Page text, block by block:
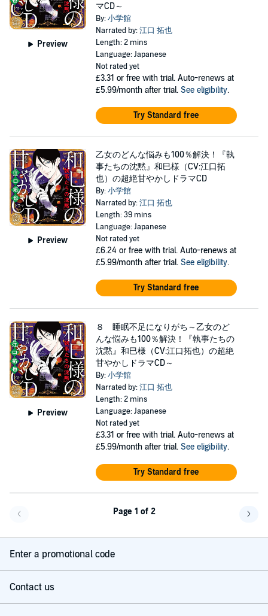
Preview
マCD～
By:小学館
Narrated by:江口 拓也
Length: 2 mins
Language: Japanese
Not rated yet
£3.31 or free with trial. Auto-renews at
£5.99/month after trial. See eligibility.
Try Standard free
Preview
乙女のどんな悩みも100％解決！『執
事たちの沈黙』和巳様（CV:江口拓
也）の超絶甘やかしドラマCD
By:小学館
Narrated by:江口 拓也
Length: 39 mins
Language: Japanese
Not rated yet
£6.24 or free with trial. Auto-renews at
£5.99/month after trial. See eligibility.
Try Standard free
Preview
８ 睡眠不足になりがち～乙女のど
んな悩みも100％解決！『執事たちの
沈黙』和巳様（CV:江口拓也）の超絶
甘やかしドラマCD～
By:小学館
Narrated by:江口 拓也
Length: 2 mins
Language: Japanese
Not rated yet
£3.31 or free with trial. Auto-renews at
£5.99/month after trial. See eligibility.
Try Standard free
Page 1 of 2
Enter a promotional code
Contact us